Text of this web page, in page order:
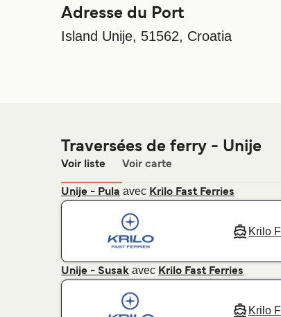
Adresse du Port
Island Unije, 51562, Croatia
Traversées de ferry - Unije
Voir liste Voir carte
Unije - Pula avec Krilo Fast Ferries
Krilo
Unije - Susak avec Krilo Fast Ferries
Krilo